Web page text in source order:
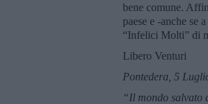
bene comune.
paese e -anche se
“Infelici Molti” di
Libero Venturi
Pontedera, 5
“Il mondo salvato